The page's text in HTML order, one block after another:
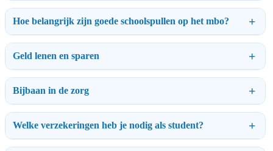
Hoe belangrijk zijn goede schoolspullen op het mbo?
Geld lenen en sparen
Bijbaan in de zorg
Welke verzekeringen heb je nodig als student?